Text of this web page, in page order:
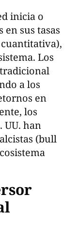
inicia o
sus tasas
Los
a los
en
los
UU. han
(bull